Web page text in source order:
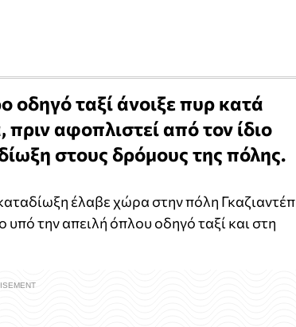
ταξί άνοιξε πυρ κατά
αφοπλιστεί από τον ίδιο
στους δρόμους της πόλης.
έλαβε χώρα στην πόλη Γκαζιαντέπ
υπό την απειλή όπλου οδηγό ταξί και στη